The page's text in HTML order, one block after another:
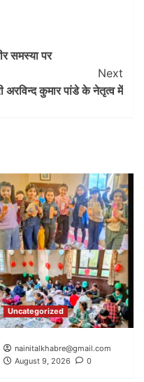
समस्या पर
Next
अरविन्द कुमार पांडे के नेतृत्व में
Uncategorized
nainitalkhabre@gmail.com
August 9, 2026
0